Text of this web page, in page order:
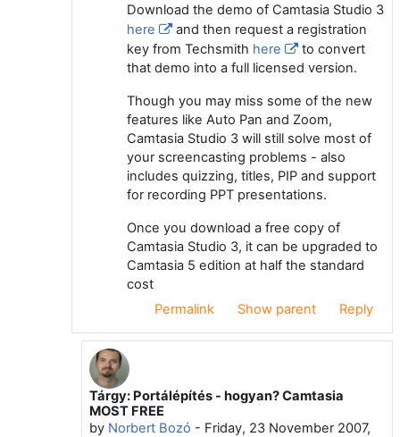
Download the demo of Camtasia Studio 3
here
and then request a registration
key from Techsmith here
to convert
that demo into a full licensed version.
Though you may miss some of the new
features like Auto Pan and Zoom,
Camtasia Studio 3 will still solve most of
your screencasting problems - also
includes quizzing, titles, PIP and support
for recording PPT presentations.
Once you download a free copy of
Camtasia Studio 3, it can be upgraded to
Camtasia 5 edition at half the standard
cost
Permalink
Show parent Reply
In reply to Deleted user
Tárgy: Portálépítés - hogyan? Camtasia
MOST FREE
by Norbert Bozó - Friday, 23 November 2007,